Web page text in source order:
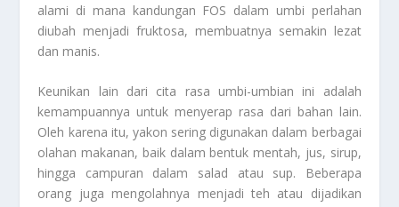
alami di mana kandungan FOS dalam umbi perlahan
diubah menjadi fruktosa, membuatnya semakin lezat
dan manis.
Keunikan lain dari cita rasa umbi-umbian ini adalah
kemampuannya untuk menyerap rasa dari bahan lain.
Oleh karena itu, yakon sering digunakan dalam berbagai
olahan makanan, baik dalam bentuk mentah, jus, sirup,
hingga campuran dalam salad atau sup. Beberapa
orang juga mengolahnya menjadi teh atau dijadikan